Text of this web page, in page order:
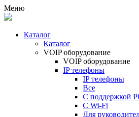
Меню
Каталог
Каталог
VOIP оборудование
VOIP оборудование
IP телефоны
IP телефоны
Все
С поддержкой
C Wi-Fi
Для